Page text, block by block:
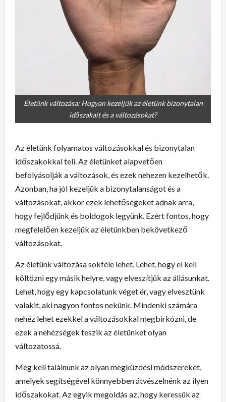
Életünk változása: Hogyan kezeljük az életünk bizonytalan
időszakait és a változásokat?
Az életünk folyamatos változásokkal és bizonytalan
időszakokkal teli. Az életünket alapvetően
befolyásolják a változások, és ezek nehezen kezelhetők.
Azonban, ha jól kezeljük a bizonytalanságot és a
változásokat, akkor ezek lehetőségeket adnak arra,
hogy fejlődjünk és boldogok legyünk. Ezért fontos, hogy
megfelelően kezeljük az életünkben bekövetkező
változásokat.
Az életünk változása sokféle lehet. Lehet, hogy el kell
költözni egy másik helyre, vagy elveszítjük az állásunkat.
Lehet, hogy egy kapcsolatunk véget ér, vagy elvesztünk
valakit, aki nagyon fontos nekünk. Mindenki számára
nehéz lehet ezekkel a változásokkal megbirkózni, de
ezek a nehézségek teszik az életünket olyan
változatossá.
Meg kell találnunk az olyan megküzdési módszereket,
amelyek segítségével könnyebben átvészelnénk az ilyen
időszakokat. Az egyik megoldás az, hogy keressük az